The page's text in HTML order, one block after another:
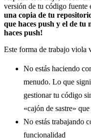
versión de tu código fuente
una copia de tu
que haces push y el de tu
haces push!
Este forma de trabajo viola
No estás haciendo
menudo. Lo que
gestionar tu código
«cajón de sastre»
No estás trabajando
funcionalidad